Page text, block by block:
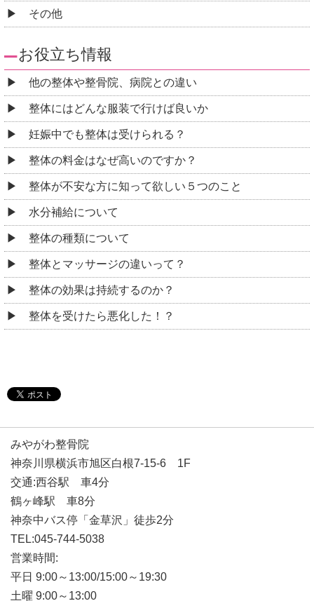
その他
お役立ち情報
他の整体や整骨院、病院との違い
整体にはどんな服装で行けば良いか
妊娠中でも整体は受けられる？
整体の料金はなぜ高いのですか？
整体が不安な方に知って欲しい５つのこと
水分補給について
整体の種類について
整体とマッサージの違いって？
整体の効果は持続するのか？
整体を受けたら悪化した！？
みやがわ整骨院
神奈川県横浜市旭区白根7-15-6 1F
交通:西谷駅 車4分
鶴ヶ峰駅 車8分
神奈中バス停「金草沢」徒歩2分
TEL:045-744-5038
営業時間:
平日 9:00～13:00/15:00～19:30
土曜 9:00～13:00